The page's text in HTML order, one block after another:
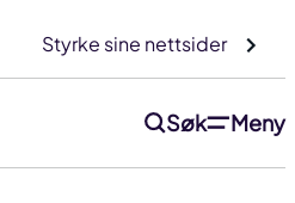
Styrke sine nettsider
Søk Meny